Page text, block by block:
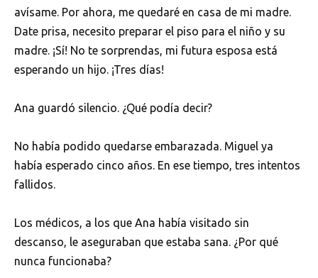
avísame. Por ahora, me quedaré en casa de mi madre.
Date prisa, necesito preparar el piso para el niño y su
madre. ¡Sí! No te sorprendas, mi futura esposa está
esperando un hijo. ¡Tres días!
Ana guardó silencio. ¿Qué podía decir?
No había podido quedarse embarazada. Miguel ya
había esperado cinco años. En ese tiempo, tres intentos
fallidos.
Los médicos, a los que Ana había visitado sin
descanso, le aseguraban que estaba sana. ¿Por qué
nunca funcionaba?